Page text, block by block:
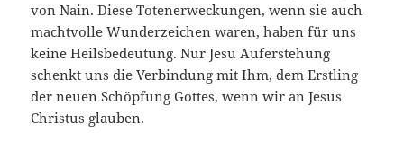
von Nain. Diese Totenerweckungen, wenn sie auch
machtvolle Wunderzeichen waren, haben für uns
keine Heilsbedeutung. Nur Jesu Auferstehung
schenkt uns die Verbindung mit Ihm, dem Erstling
der neuen Schöpfung Gottes, wenn wir an Jesus
Christus glauben.